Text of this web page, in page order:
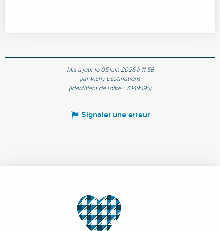
Mis à jour le 05 juin 2026 à 11:56
par Vichy Destinations
(Identifiant de l'offre : 7049595)
Signaler une erreur